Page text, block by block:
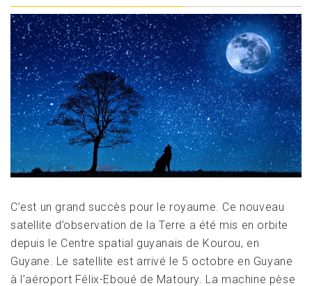
C’est un grand succès pour le royaume. Ce nouveau
satellite d’observation de la Terre a été mis en orbite
depuis le Centre spatial guyanais de Kourou, en
Guyane. Le satellite est arrivé le 5 octobre en Guyane
à l’aéroport Félix-Eboué de Matoury. La machine pèse